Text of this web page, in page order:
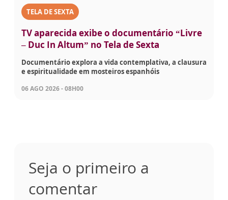
TELA DE SEXTA
TV aparecida exibe o documentário “Livre
– Duc In Altum” no Tela de Sexta
Documentário explora a vida contemplativa, a clausura
e espiritualidade em mosteiros espanhóis
06 AGO 2026 - 08H00
Seja o primeiro a
comentar